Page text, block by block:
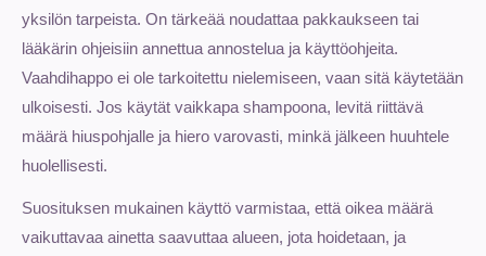
yksilön tarpeista. On tärkeää noudattaa pakkaukseen tai
lääkärin ohjeisiin annettua annostelua ja käyttöohjeita.
Vaahdihappo ei ole tarkoitettu nielemiseen, vaan sitä käytetään
ulkoisesti. Jos käytät vaikkapa shampoona, levitä riittävä
määrä hiuspohjalle ja hiero varovasti, minkä jälkeen huuhtele
huolellisesti.
Suosituksen mukainen käyttö varmistaa, että oikea määrä
vaikuttavaa ainetta saavuttaa alueen, jota hoidetaan, ja